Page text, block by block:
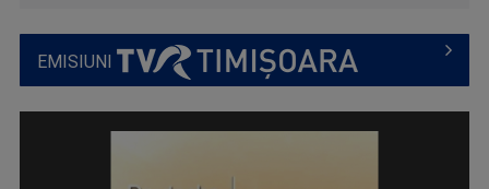
EMISIUNI